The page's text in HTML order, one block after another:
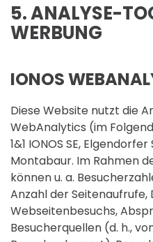
5. ANALYSE-
WERBUNG
IONOS
Diese Website nutzt die
WebAnalytics (im
1&1 IONOS SE,
Montabaur. Im Rahmen
können u. a.
Anzahl der Seitenaufrufe,
Webseitenbesuchs,
Besucherquellen (d. h.,